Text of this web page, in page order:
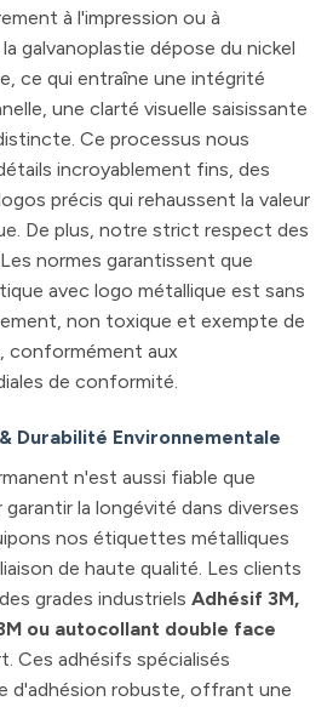
à l'impression ou à
galvanoplastie dépose du nickel
ce qui entraîne une intégrité
une clarté visuelle saisissante
Ce processus nous
incroyablement fins, des
précis qui rehaussent la valeur
De plus, notre strict respect des
Les normes garantissent que
avec logo métallique est sans
non toxique et exempte de
conformément aux
de conformité.
Durabilité Environnementale
n'est aussi fiable que
garantir la longévité dans diverses
nos étiquettes métalliques
de haute qualité. Les clients
grades industriels Adhésif 3M,
ou autocollant double face
Ces adhésifs spécialisés
d'adhésion robuste, offrant une